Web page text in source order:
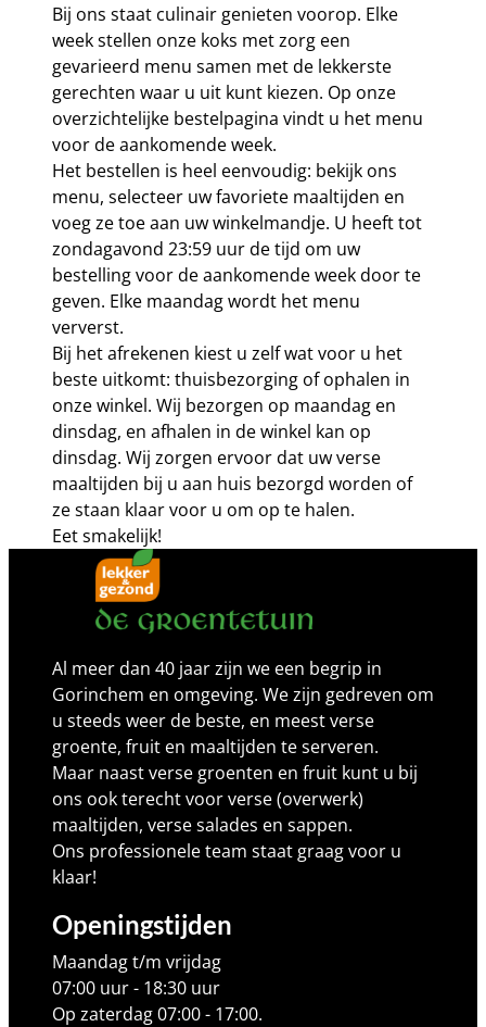
Bij ons staat culinair genieten voorop. Elke
week stellen onze koks met zorg een
gevarieerd menu samen met de lekkerste
gerechten waar u uit kunt kiezen. Op onze
overzichtelijke bestelpagina vindt u het menu
voor de aankomende week.
Het bestellen is heel eenvoudig: bekijk ons
menu, selecteer uw favoriete maaltijden en
voeg ze toe aan uw winkelmandje. U heeft tot
zondagavond 23:59 uur de tijd om uw
bestelling voor de aankomende week door te
geven. Elke maandag wordt het menu
ververst.
Bij het afrekenen kiest u zelf wat voor u het
beste uitkomt: thuisbezorging of ophalen in
onze winkel. Wij bezorgen op maandag en
dinsdag, en afhalen in de winkel kan op
dinsdag. Wij zorgen ervoor dat uw verse
maaltijden bij u aan huis bezorgd worden of
ze staan klaar voor u om op te halen.
Eet smakelijk!
Al meer dan 40 jaar zijn we een begrip in
Gorinchem en omgeving. We zijn gedreven om
u steeds weer de beste, en meest verse
groente, fruit en maaltijden te serveren.
Maar naast verse groenten en fruit kunt u bij
ons ook terecht voor verse (overwerk)
maaltijden, verse salades en sappen.
Ons professionele team staat graag voor u
klaar!
Openingstijden
Maandag t/m vrijdag
07:00 uur - 18:30 uur
Op zaterdag 07:00 - 17:00.